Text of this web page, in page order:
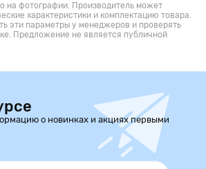
на фотографии. Производитель может
характеристики и комплектацию товара.
эти параметры у менеджеров и проверять
Предложение не является публичной
о новинках и акциях первыми